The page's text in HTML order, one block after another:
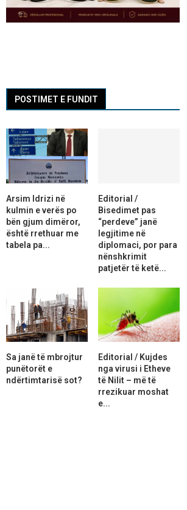
POSTIMET E FUNDIT
Arsim Idrizi në
kulmin e verës po
bën gjum dimëror,
është rrethuar me
tabela pa...
Editorial /
Bisedimet pas
“perdeve” janë
legjitime në
diplomaci, por para
nënshkrimit
patjetër të ketë...
Sa janë të mbrojtur
punëtorët e
ndërtimtarisë sot?
Editorial / Kujdes
nga virusi i Etheve
të Nilit – më të
rrezikuar moshat
e...